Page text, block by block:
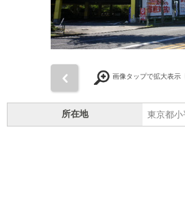
画像タップで拡大表示
所在地 東京都